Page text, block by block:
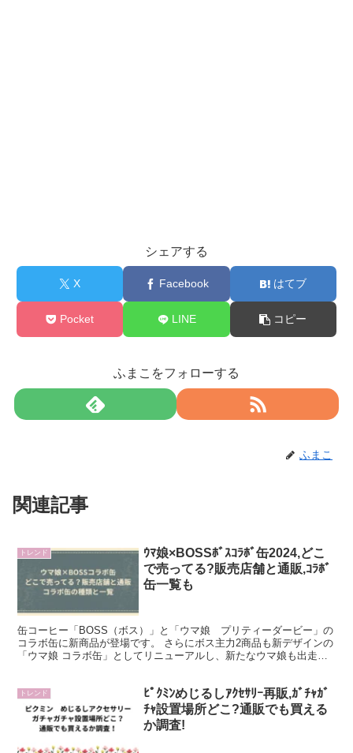
シェアする
X Facebook はてブ
Pocket LINE コピー
ふまこをフォローする
ふまこ
関連記事
トレンド
ｳﾏ娘×BOSSﾎﾞｽｺﾗﾎﾞ缶2024,どこ
で売ってる?販売店舗と通販,ｺﾗﾎﾞ
缶一覧も
缶コーヒー「BOSS（ボス）」と「ウマ娘 プリティーダービー」の
コラボ缶に新商品が登場です。 さらにボス主力2商品も新デザインの
「ウマ娘 コラボ缶」としてリニューアルし、新たなウマ娘も出走！
トレンド
ﾋﾟｸﾐﾝめじるしｱｸｾｻﾘｰ再販,ｶﾞﾁｬｶﾞ
ﾁｬ設置場所どこ?通販でも買える
か調査!